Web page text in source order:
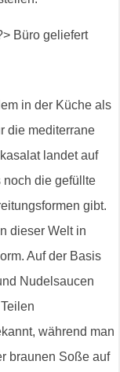
in der Küche als
die mediterrane
landet auf
noch die gefüllte
gibt.
dieser Welt in
Auf der Basis
Nudelsaucen
während man
braunen Soße auf